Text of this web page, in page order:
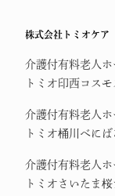
株式会社トミオケア
介護付有料老人ホ
トミオ印西コス
介護付有料老人ホ
トミオ桶川べに
介護付有料老人ホ
トミオさいたま桜